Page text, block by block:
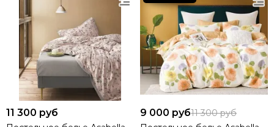
11 300 руб 9 000 руб11 300 руб